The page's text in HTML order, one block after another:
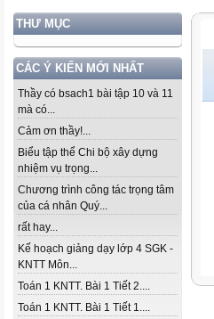
THƯ MỤC
CÁC Ý KIẾN MỚI NHẤT
Thầy có bsach1 bài tập 10 và 11
mà có...
Cảm ơn thầy!...
Biểu tập thể Chi bộ xây dựng
nhiệm vụ trọng...
Chương trình công tác trọng tâm
của cá nhân Quý...
rất hay...
Kế hoạch giảng dạy lớp 4 SGK -
KNTT Môn...
Toán 1 KNTT. Bài 1 Tiết 2....
Toán 1 KNTT. Bài 1 Tiết 1....